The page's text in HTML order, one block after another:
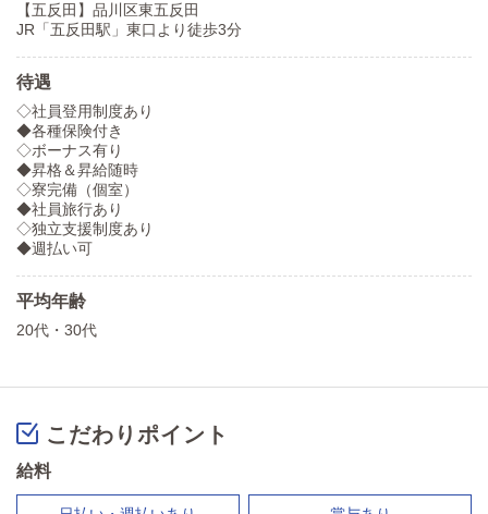
【五反田】品川区東五反田
JR「五反田駅」東口より徒歩3分
待遇
◇社員登用制度あり
◆各種保険付き
◇ボーナス有り
◆昇格＆昇給随時
◇寮完備（個室）
◆社員旅行あり
◇独立支援制度あり
◆週払い可
平均年齢
20代・30代
こだわりポイント
給料